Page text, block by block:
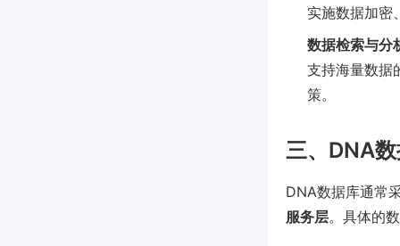
实施数据加密
数据检索与分
支持海量数据
策。
三、DNA
DNA数据库通常
服务层。具体的